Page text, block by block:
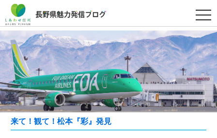
t
o
g
g
l
e
n
a
v
i
a
t
i
o
来て！観て！松本『彩』発見